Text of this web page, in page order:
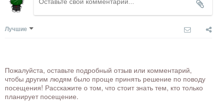
Лучшие
Пожалуйста, оставьте подробный отзыв или комментарий,
чтобы другим людям было проще принять решение по поводу
посещения! Расскажите о том, что стоит знать тем, кто только
планирует посещение.